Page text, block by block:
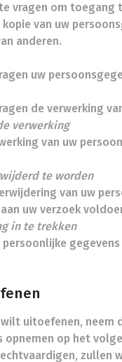
vragen om
kopie van uw
anderen.
uw
de verwerking
verwerking
van uw
te worden
van uw
uw verzoek
in te trekken
persoonlijke
uitoefenen,
op het
zullen